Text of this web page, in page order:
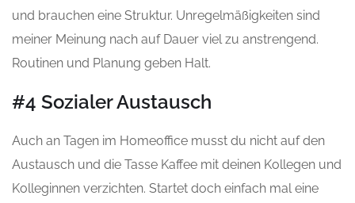
und brauchen eine Struktur. Unregelmäßigkeiten sind
meiner Meinung nach auf Dauer viel zu anstrengend.
Routinen und Planung geben Halt.
#4 Sozialer Austausch
Auch an Tagen im Homeoffice musst du nicht auf den
Austausch und die Tasse Kaffee mit deinen Kollegen und
Kolleginnen verzichten. Startet doch einfach mal eine